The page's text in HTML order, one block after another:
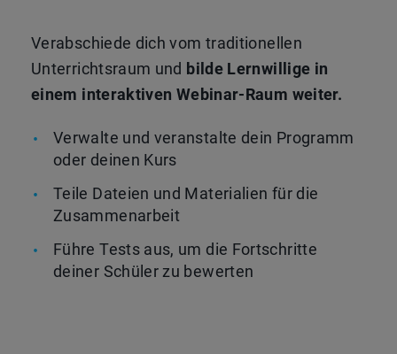
Verabschiede dich vom traditionellen
Unterrichtsraum und bilde Lernwillige in
einem interaktiven Webinar-Raum weiter.
Verwalte und veranstalte dein Programm
oder deinen Kurs
Teile Dateien und Materialien für die
Zusammenarbeit
Führe Tests aus, um die Fortschritte
deiner Schüler zu bewerten